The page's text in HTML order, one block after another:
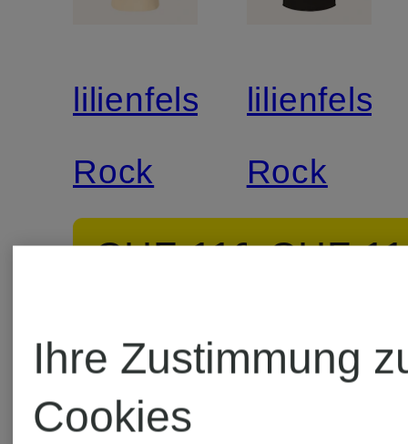
lilienfels
Rock
CHF 119
CHF 219
lilienfels
Rock
CHF
CHF 219
Ihre Zustimmung
Cookies